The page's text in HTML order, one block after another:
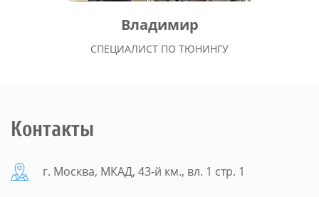
Владимир
СПЕЦИАЛИСТ ПО ТЮНИНГУ
Контакты
г. Москва, МКАД, 43-й км., вл. 1 стр. 1